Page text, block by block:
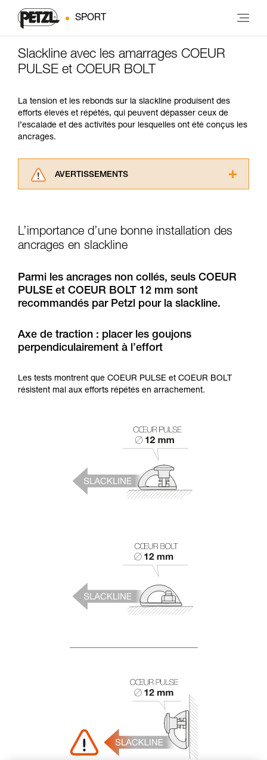
SPORT
Slackline avec les amarrages COEUR
PULSE et COEUR BOLT
La tension et les rebonds sur la slackline produisent des
efforts élevés et répétés, qui peuvent dépasser ceux de
l’escalade et des activités pour lesquelles ont été conçus les
ancrages.
AVERTISSEMENTS
informations de la notice technique pour
pouvoir comprendre ce complément
formation et un entraînement spécifique. Validez
avec un professionnel votre capacité à refaire
la manipulation, seul, en toute sécurité, avant
liées à votre activité. Il peut en exister d’autres
que nous ne décrivons pas ici.
L’importance d’une bonne installation des
ancrages en slackline
Parmi les ancrages non collés, seuls COEUR
PULSE et COEUR BOLT 12 mm sont
recommandés par Petzl pour la slackline.
Axe de traction : placer les goujons
perpendiculairement à l’effort
Les tests montrent que COEUR PULSE et COEUR BOLT
résistent mal aux efforts répétés en arrachement.